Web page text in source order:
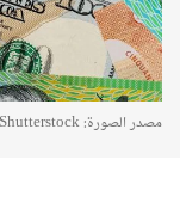
مصدر الصورة: RomanR/Shutterstock